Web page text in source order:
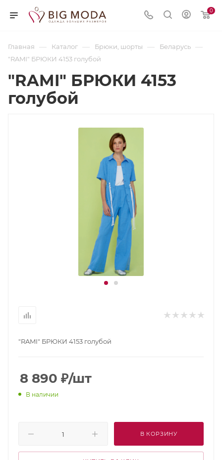
0
Главная — Каталог — Брюки, шорты — Беларусь —
"RAMI" БРЮКИ 4153 голубой
"RAMI" БРЮКИ 4153
голубой
"RAMI" БРЮКИ 4153 голубой
8 890 ₽/шт
В наличии
В КОРЗИНУ